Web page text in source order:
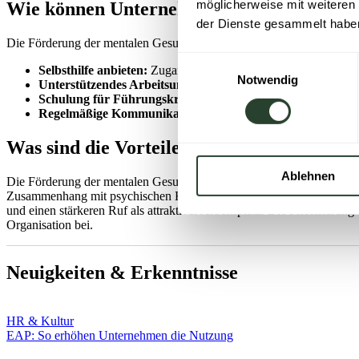
möglicherweise mit
der Dienste gesammelt
Notwendig
Ablehnen
Wie können Unternehmen die mentale
Die Förderung der mentalen Gesundheit am Arbeitsplatz kann
Selbsthilfe anbieten: Zugang zu Ressourcen für mentale
Unterstützendes Arbeitsumfeld
: Ein gesundheitsförderndes
Schulung für Führungskräfte
: Schulungen für
Regelmäßige Kommunikation und Feedback
: Eine offene
Was sind die Vorteile der Förderung von
Die Förderung der mentalen Gesundheit in Organisationen bringt
Zusammenhang mit psychischen Krankheitsfällen und eine erhöhte
und einen stärkeren Ruf als attraktiver Arbeitsplatz. Die
Organisation bei.
Neuigkeiten & Erkenntnisse
HR & Kultur
EAP: So erhöhen Unternehmen die Nutzung